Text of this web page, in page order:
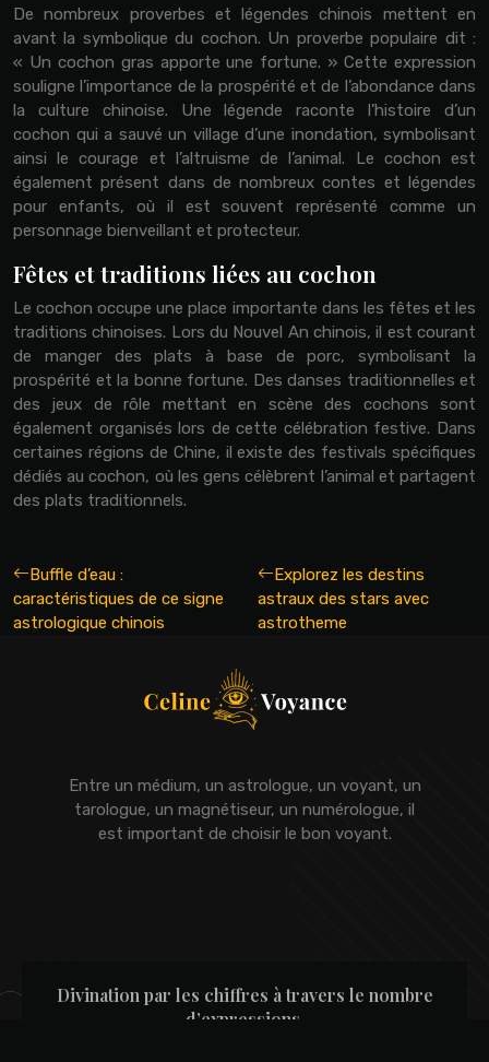
De nombreux proverbes et légendes chinois mettent en
avant la symbolique du cochon. Un proverbe populaire dit :
« Un cochon gras apporte une fortune. » Cette expression
souligne l’importance de la prospérité et de l’abondance dans
la culture chinoise. Une légende raconte l’histoire d’un
cochon qui a sauvé un village d’une inondation, symbolisant
ainsi le courage et l’altruisme de l’animal. Le cochon est
également présent dans de nombreux contes et légendes
pour enfants, où il est souvent représenté comme un
personnage bienveillant et protecteur.
Fêtes et traditions liées au cochon
Le cochon occupe une place importante dans les fêtes et les
traditions chinoises. Lors du Nouvel An chinois, il est courant
de manger des plats à base de porc, symbolisant la
prospérité et la bonne fortune. Des danses traditionnelles et
des jeux de rôle mettant en scène des cochons sont
également organisés lors de cette célébration festive. Dans
certaines régions de Chine, il existe des festivals spécifiques
dédiés au cochon, où les gens célèbrent l’animal et partagent
des plats traditionnels.
Buffle d’eau :
caractéristiques de ce signe
astrologique chinois
Explorez les destins
astraux des stars avec
astrotheme
Entre un médium, un astrologue, un voyant, un
tarologue, un magnétiseur, un numérologue, il
est important de choisir le bon voyant.
Divination par les chiffres à travers le nombre
d’expressions.